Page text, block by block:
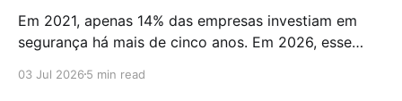
Em 2021, apenas 14% das empresas investiam em
segurança há mais de cinco anos. Em 2026, esse
para que a maioria do mercado cruzasse a fronteira
03 Jul 2026 5 min read